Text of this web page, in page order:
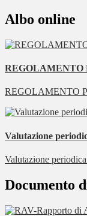
Albo online
REGOLAMENTO
REGOLAMENTO
Valutazione
Valutazione
Documento